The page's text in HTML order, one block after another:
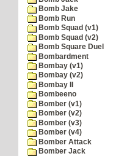
Bomb Jake
Bomb Run
Bomb Squad (v1)
Bomb Squad (v2)
Bomb Square Duel
Bombardment
Bombay (v1)
Bombay (v2)
Bombay II
Bombeeno
Bomber (v1)
Bomber (v2)
Bomber (v3)
Bomber (v4)
Bomber Attack
Bomber Jack